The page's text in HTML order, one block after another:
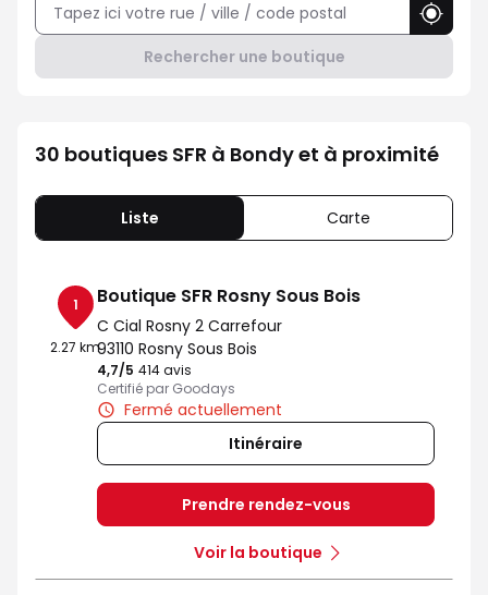
Rechercher une boutique
30 boutiques SFR à Bondy et à proximité
Liste Carte
1
2.27 km
Boutique SFR Rosny Sous Bois
C Cial Rosny 2 Carrefour
93110 Rosny Sous Bois
4,7/5 Note de 4.7 sur 5
414 avis
Certifié par Goodays
Fermé actuellement
Itinéraire
Prendre rendez-vous
Voir la boutique